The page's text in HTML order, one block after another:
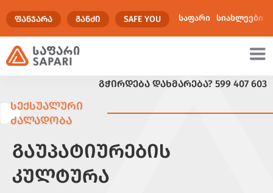
ᲤᲐᲜᲯᲐᲠᲐ ᲒᲐᲜᲫᲘ SAFE YOU საფარი სიახლეები
ᲒᲭᲘᲠᲓᲔᲑᲐ ᲓᲐᲮᲛᲐᲠᲔᲑᲐ? 599 407 603
ᲡᲔᲥᲡᲣᲐᲚᲣᲠᲘ
ᲫᲐᲚᲐᲓᲝᲑᲐ
ᲒᲐᲣᲞᲐᲢᲘᲣᲠᲔᲑᲘᲡ
ᲙᲣᲚᲢᲣᲠᲐ